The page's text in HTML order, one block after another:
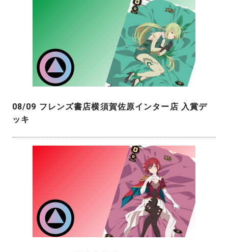
08/09 フレンズ書店横須賀佐原インター店 入賞デ
ッキ